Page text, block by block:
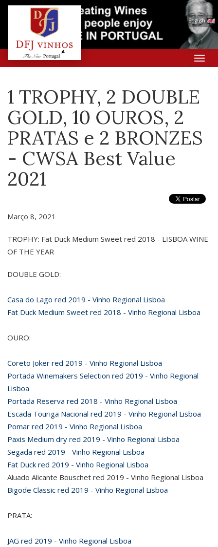
English
1 TROPHY, 2 DOUBLE
GOLD, 10 OUROS, 2
PRATAS e 2 BRONZES
- CWSA Best Value
2021
Março 8, 2021
TROPHY: Fat Duck Medium Sweet red 2018 - LISBOA WINE
OF THE YEAR
DOUBLE GOLD:
Casa do Lago red 2019 - Vinho Regional Lisboa
Fat Duck Medium Sweet red 2018 - Vinho Regional Lisboa
OURO:
Coreto Joker red 2019 - Vinho Regional Lisboa
Portada Winemakers Selection red 2019 - Vinho Regional
Lisboa
Portada Reserva red 2018 - Vinho Regional Lisboa
Escada Touriga Nacional red 2019 - Vinho Regional Lisboa
Pomar red 2019 - Vinho Regional Lisboa
Paxis Medium dry red 2019 - Vinho Regional Lisboa
Segada red 2019 - Vinho Regional Lisboa
Fat Duck red 2019 - Vinho Regional Lisboa
Aluado Alicante Bouschet red 2019 - Vinho Regional Lisboa
Bigode Classic red 2019 - Vinho Regional Lisboa
PRATA:
JAG red 2019 - Vinho Regional Lisboa